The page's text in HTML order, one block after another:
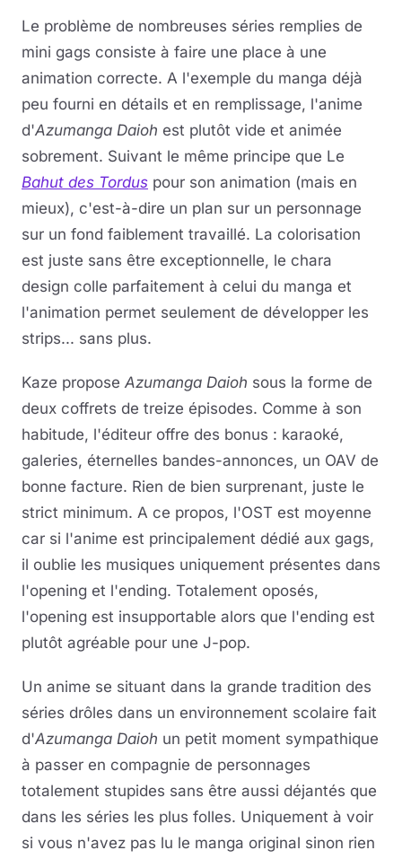
Le problème de nombreuses séries remplies de
mini gags consiste à faire une place à une
animation correcte. A l'exemple du manga déjà
peu fourni en détails et en remplissage, l'anime
d'Azumanga Daioh est plutôt vide et animée
sobrement. Suivant le même principe que Le
Bahut des Tordus pour son animation (mais en
mieux), c'est-à-dire un plan sur un personnage
sur un fond faiblement travaillé. La colorisation
est juste sans être exceptionnelle, le chara
design colle parfaitement à celui du manga et
l'animation permet seulement de développer les
strips... sans plus.
Kaze propose Azumanga Daioh sous la forme de
deux coffrets de treize épisodes. Comme à son
habitude, l'éditeur offre des bonus : karaoké,
galeries, éternelles bandes-annonces, un OAV de
bonne facture. Rien de bien surprenant, juste le
strict minimum. A ce propos, l'OST est moyenne
car si l'anime est principalement dédié aux gags,
il oublie les musiques uniquement présentes dans
l'opening et l'ending. Totalement oposés,
l'opening est insupportable alors que l'ending est
plutôt agréable pour une J-pop.
Un anime se situant dans la grande tradition des
séries drôles dans un environnement scolaire fait
d'Azumanga Daioh un petit moment sympathique
à passer en compagnie de personnages
totalement stupides sans être aussi déjantés que
dans les séries les plus folles. Uniquement à voir
si vous n'avez pas lu le manga original sinon rien